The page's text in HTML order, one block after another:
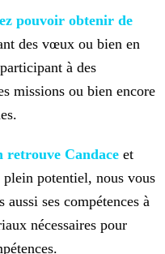
pouvoir obtenir de
des vœux ou bien en
à des
missions ou bien encore
retrouve Candace et
potentiel, nous vous
ses compétences à
nécessaires pour